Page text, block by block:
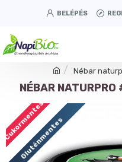
BELÉPÉS
Nébar
NÉBAR
Gluténmentes
Cukormentes